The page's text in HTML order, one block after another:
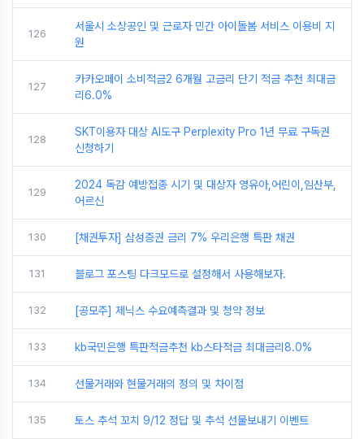
126
서울시 소상공인 및 근로자 민간 아이돌봄 서비스 이용비 지
원
127
카카오페이 소비적금2 6개월 고금리 단기 적금 추천 최대금
리6.0%
128
SKT이용자 대상 AI도구 Perplexity Pro 1년 무료 구독권
신청하기
129
2024 독감 예방접종 시기 및 대상자 영유아,어린이,임산부,
어르신
130 [채권투자] 삼성증권 금리 7% 우리은행 특판 채권
131 블로그 포스팅 다크모드로 설정해서 사용해보자.
132 [공모주] 제닉스 수요예측결과 및 청약 정보
133 kb국민은행 특판적금추천 kb스타적금 최대금리8.0%
134 선물거래와 현물거래의 정의 및 차이점
135 토스 추석 꼬치 9/12 정답 및 추석 선물보내기 이벤트